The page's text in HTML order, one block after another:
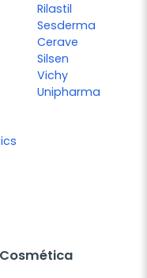
Rilastil
Sesderma
Cerave
Silsen
Vichy
Unipharma